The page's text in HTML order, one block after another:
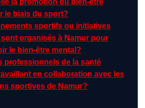
la promotion du bien-être
le biais du sport?
sportifs ou initiatives
organisés à Namur pour
le bien-être mental?
professionnels de la santé
en collaboration avec les
sportives de Namur?